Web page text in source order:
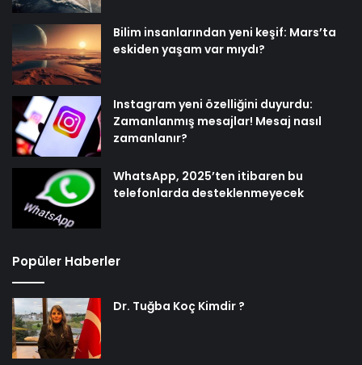
Bilim insanlarından yeni keşif: Mars’ta
eskiden yaşam var mıydı?
Instagram yeni özelliğini duyurdu:
Zamanlanmış mesajlar! Mesaj nasıl
zamanlanır?
WhatsApp, 2025’ten itibaren bu
telefonlarda desteklenmeyecek
Popüler Haberler
Dr. Tuğba Koç Kimdir ?